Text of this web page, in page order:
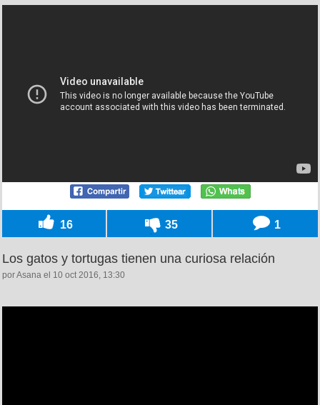
16 35 1
Los gatos y tortugas tienen una curiosa relación
por Asana el 10 oct 2016, 13:30